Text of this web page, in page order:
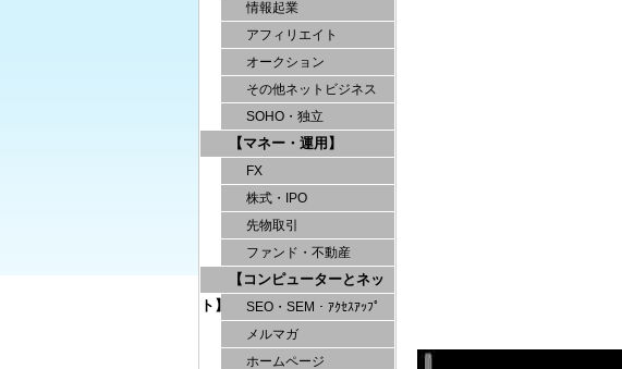
情報起業
アフィリエイト
オークション
その他ネットビジネス
SOHO・独立
【マネー・運用】
FX
株式・IPO
先物取引
ファンド・不動産
【コンピューターとネッ
ト】
SEO・SEM・ｱｸｾｽｱｯﾌﾟ
メルマガ
ホームページ